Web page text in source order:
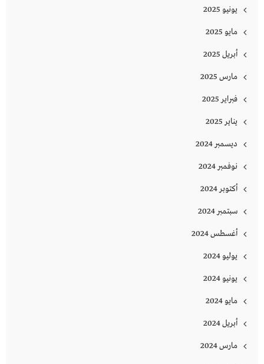
يونيو 2025
مايو 2025
أبريل 2025
مارس 2025
فبراير 2025
يناير 2025
ديسمبر 2024
نوفمبر 2024
أكتوبر 2024
سبتمبر 2024
أغسطس 2024
يوليو 2024
يونيو 2024
مايو 2024
أبريل 2024
مارس 2024